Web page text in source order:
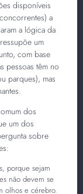
disponíveis
a
a lógica da
um
com base
pessoas têm no
parques), mas
dos
um dos
sobre
porque sejam
não devem se
olhos e cérebro.